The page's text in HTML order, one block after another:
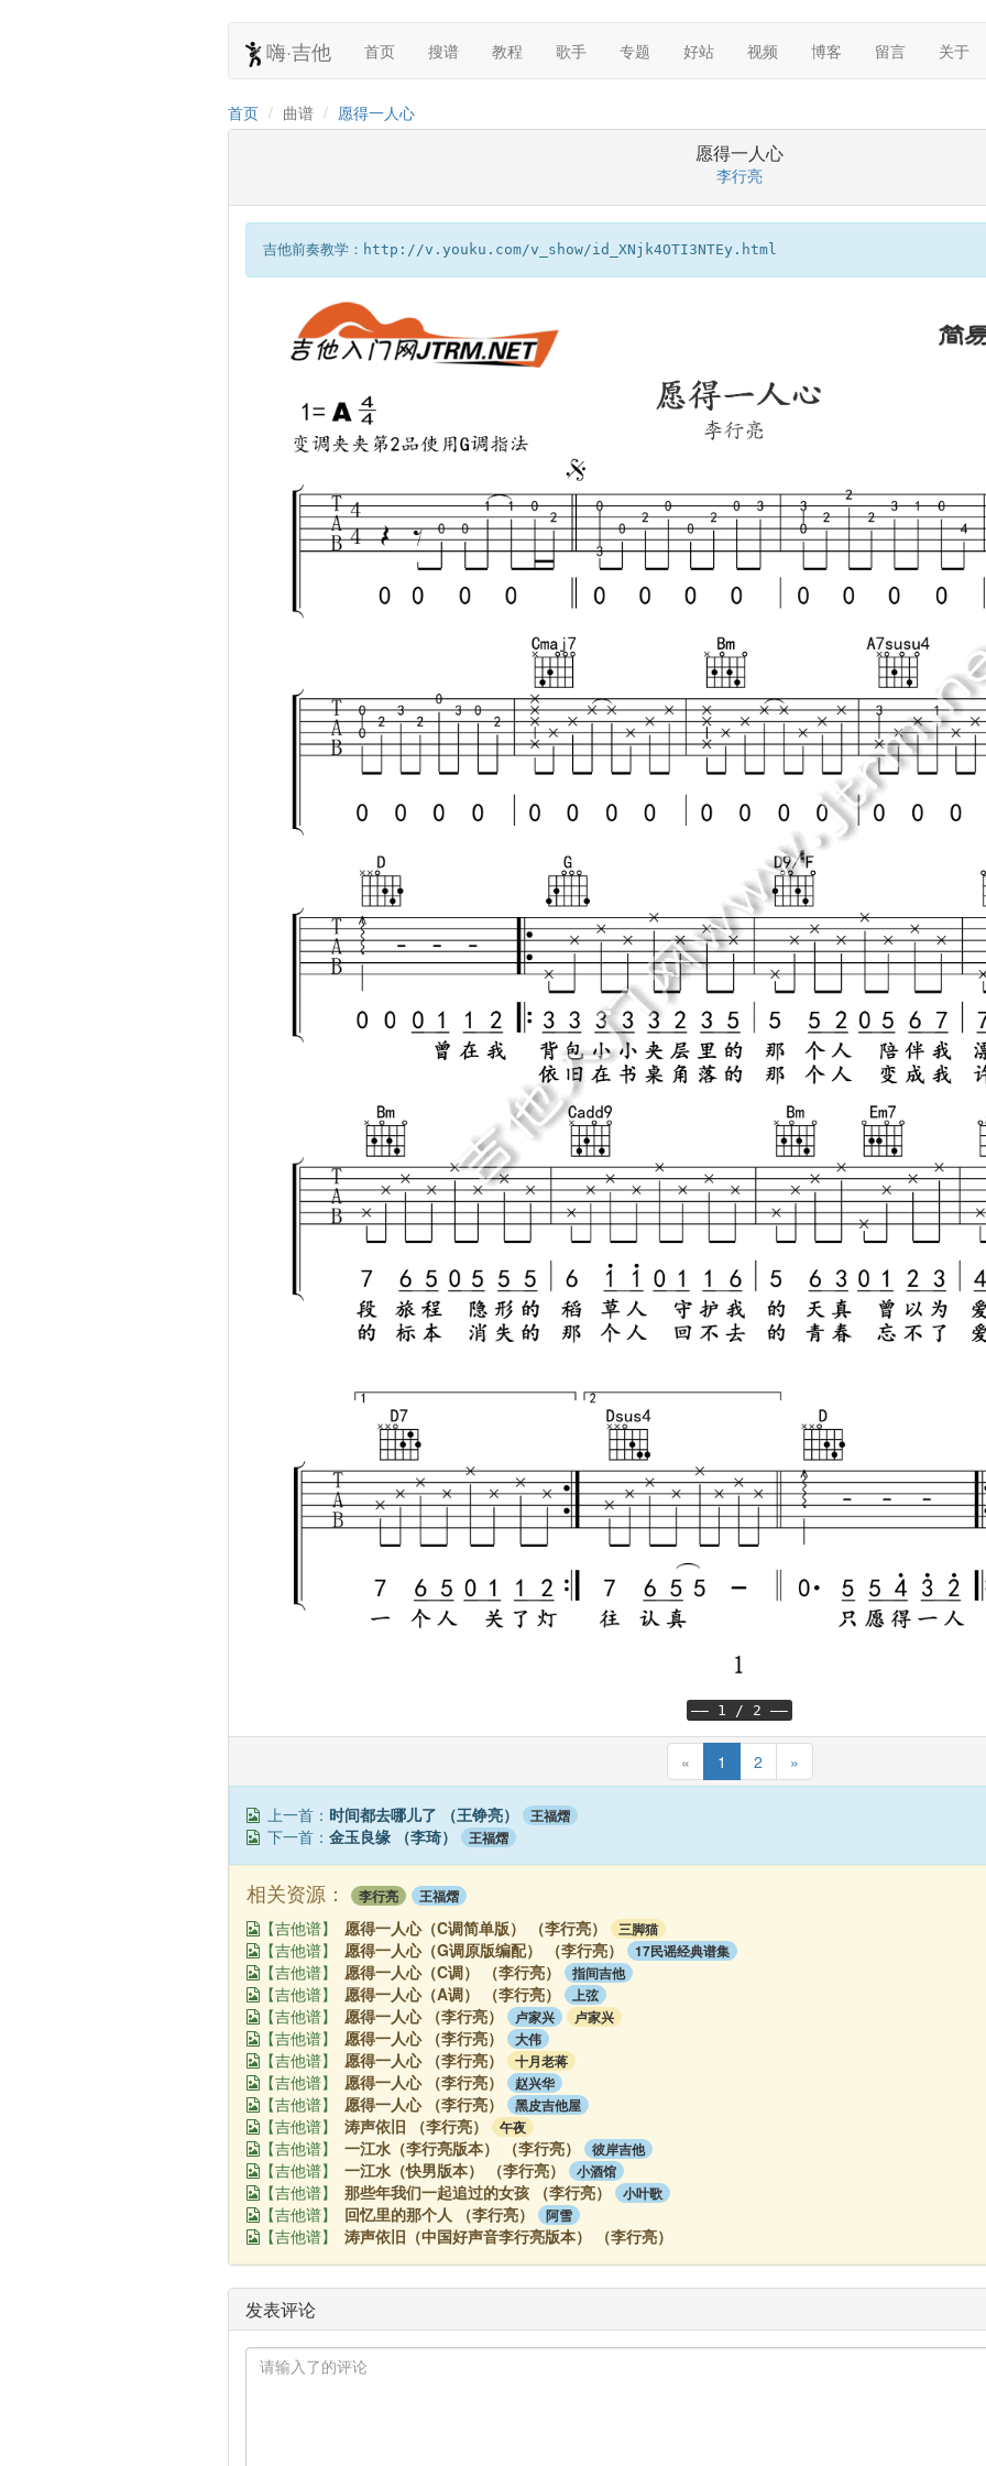
嗨·吉他 首页 搜谱 教程 歌手 专题 好站 视频 博客 留言 关于
首页 曲谱 愿得一人心
愿得一人心
李行亮
吉他前奏教学：http://v.youku.com/v_show/id_XNjk4OTI3NTEy.html
—— 1 / 2 ——
« 1 2 »
上一首： 时间都去哪儿了 （王铮亮） 王福熠
下一首： 金玉良缘 （李琦） 王福熠
相关资源： 李行亮 王福熠
【吉他谱】 愿得一人心（C调简单版） （李行亮） 三脚猫
【吉他谱】 愿得一人心（G调原版编配） （李行亮） 17民谣经典谱集
【吉他谱】 愿得一人心（C调） （李行亮） 指间吉他
【吉他谱】 愿得一人心（A调） （李行亮） 上弦
【吉他谱】 愿得一人心 （李行亮） 卢家兴 卢家兴
【吉他谱】 愿得一人心 （李行亮） 大伟
【吉他谱】 愿得一人心 （李行亮） 十月老蒋
【吉他谱】 愿得一人心 （李行亮） 赵兴华
【吉他谱】 愿得一人心 （李行亮） 黑皮吉他屋
【吉他谱】 涛声依旧 （李行亮） 午夜
【吉他谱】 一江水（李行亮版本） （李行亮） 彼岸吉他
【吉他谱】 一江水（快男版本） （李行亮） 小酒馆
【吉他谱】 那些年我们一起追过的女孩 （李行亮） 小叶歌
【吉他谱】 回忆里的那个人 （李行亮） 阿雪
【吉他谱】 涛声依旧（中国好声音李行亮版本） （李行亮）
发表评论